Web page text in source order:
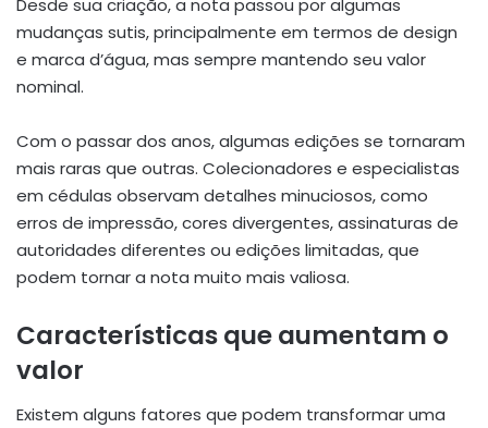
Desde sua criação, a nota passou por algumas
mudanças sutis, principalmente em termos de design
e marca d’água, mas sempre mantendo seu valor
nominal.
Com o passar dos anos, algumas edições se tornaram
mais raras que outras. Colecionadores e especialistas
em cédulas observam detalhes minuciosos, como
erros de impressão, cores divergentes, assinaturas de
autoridades diferentes ou edições limitadas, que
podem tornar a nota muito mais valiosa.
Características que aumentam o
valor
Existem alguns fatores que podem transformar uma